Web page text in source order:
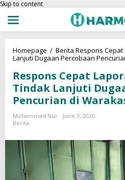
Skip to content
Homepage / Berita Respons Cepat
Lanjuti Dugaan Percobaan
Respons Cepat
Tindak Lanjuti
Pencurian di
Mohammad Nur
June 3, 2026
Berita